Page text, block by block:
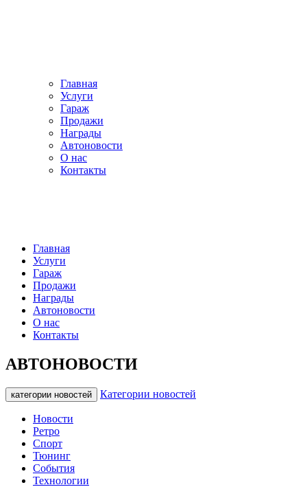
Главная
Услуги
Гараж
Продажи
Награды
Автоновости
О нас
Контакты
Главная
Услуги
Гараж
Продажи
Награды
Автоновости
О нас
Контакты
АВТОНОВОСТИ
категории новостей Категории новостей
Новости
Ретро
Спорт
Тюнинг
События
Технологии